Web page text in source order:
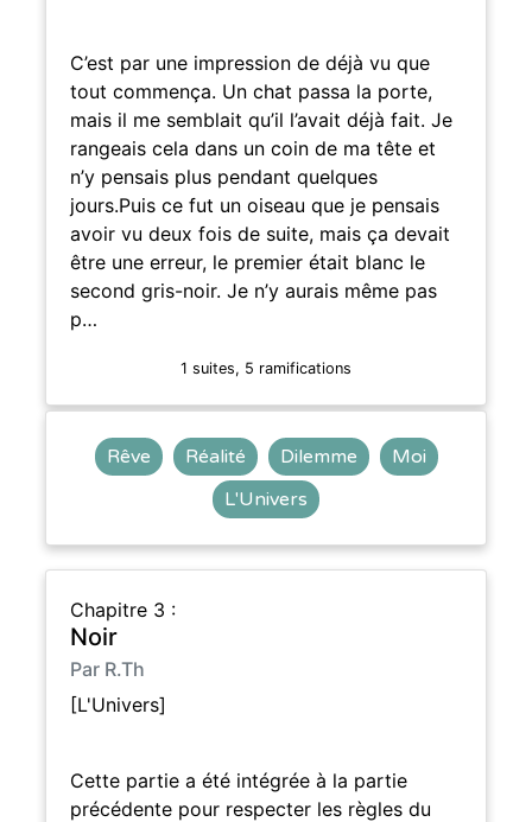
C’est par une impression de déjà vu que
tout commença. Un chat passa la porte,
mais il me semblait qu’il l’avait déjà fait. Je
rangeais cela dans un coin de ma tête et
n’y pensais plus pendant quelques
jours.Puis ce fut un oiseau que je pensais
avoir vu deux fois de suite, mais ça devait
être une erreur, le premier était blanc le
second gris-noir. Je n’y aurais même pas
p…
1 suites, 5 ramifications
Rêve Réalité Dilemme
Moi
L'Univers
Chapitre 3 :
Noir
Par R.Th
[L'Univers]
Cette partie a été intégrée à la partie
précédente pour respecter les règles du